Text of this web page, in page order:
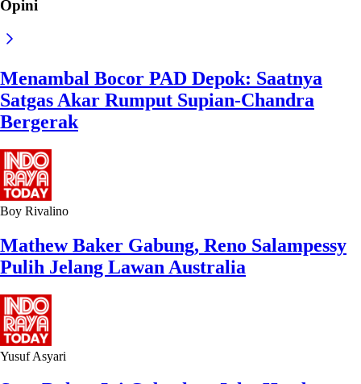
Mathew Baker Gabung, Reno Salampessy
Pulih Jelang Lawan Australia
Yusuf Asyari
Satu Bulan, Ini Gebrakan John Herdman
untuk Timnas Indonesia
Yusuf Asyari
Menakar Jiwa Pers Kita: Bukan Sekadar
Bebas, Tapi Harus Sehat dan Merdeka